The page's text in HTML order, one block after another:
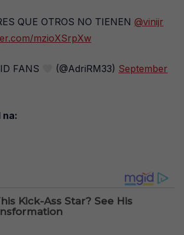
QUE OTROS NO TIENEN @vinijr
mzioXSrpXw
FANS (@AdriRM33) September
na: